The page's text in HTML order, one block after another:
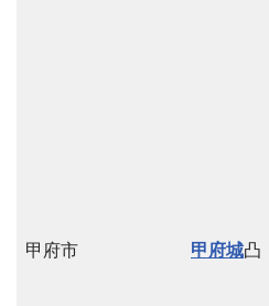
甲府市 甲府城凸